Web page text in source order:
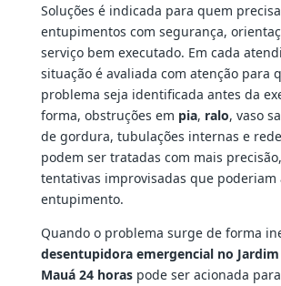
Soluções é indicada para quem
entupimentos com segurança,
serviço bem executado. Em cada
situação é avaliada com atenção para
problema seja identificada antes da
forma, obstruções em pia, ralo, vaso
de gordura, tubulações internas e
podem ser tratadas com mais
tentativas improvisadas que poderiam
entupimento.
Quando o problema surge de forma
desentupidora emergencial no Jardim
Mauá 24 horaspode ser acionada